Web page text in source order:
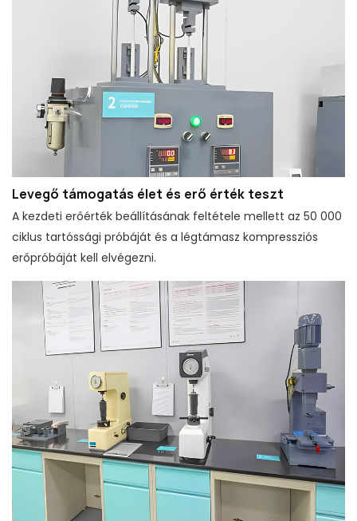
Levegő támogatás élet és erő érték teszt
A kezdeti erőérték beállításának feltétele mellett az 50 000
ciklus tartóssági próbáját és a légtámasz kompressziós
erőpróbáját kell elvégezni.